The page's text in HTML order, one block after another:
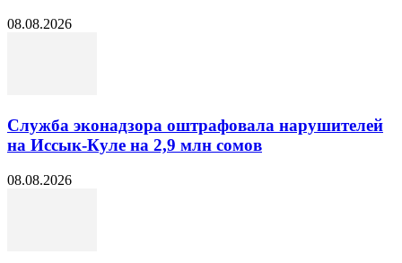
08.08.2026
Служба эконадзора оштрафовала нарушителей
на Иссык-Куле на 2,9 млн сомов
08.08.2026